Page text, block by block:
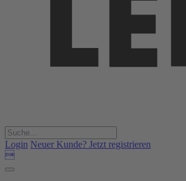
Login Neuer Kunde? Jetzt registrieren
